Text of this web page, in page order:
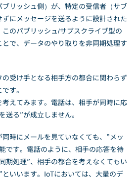
ブリッシュ側）が、特定の受信者（サブ
にメッセージを送るように設計された
のパブリッシュ/サブスクライブ型の
で、データのやり取りを非同期処理す
受け手となる相手方の都合に関わらず
す。
えてみます。電話は、相手が同時に応
送る”が成立しません。
時にメールを見ていなくても、”メッ
です。電話のように、相手の応答を待
期処理”、相手の都合を考えなくてもい
いいます。IoTにおいては、大量のデ